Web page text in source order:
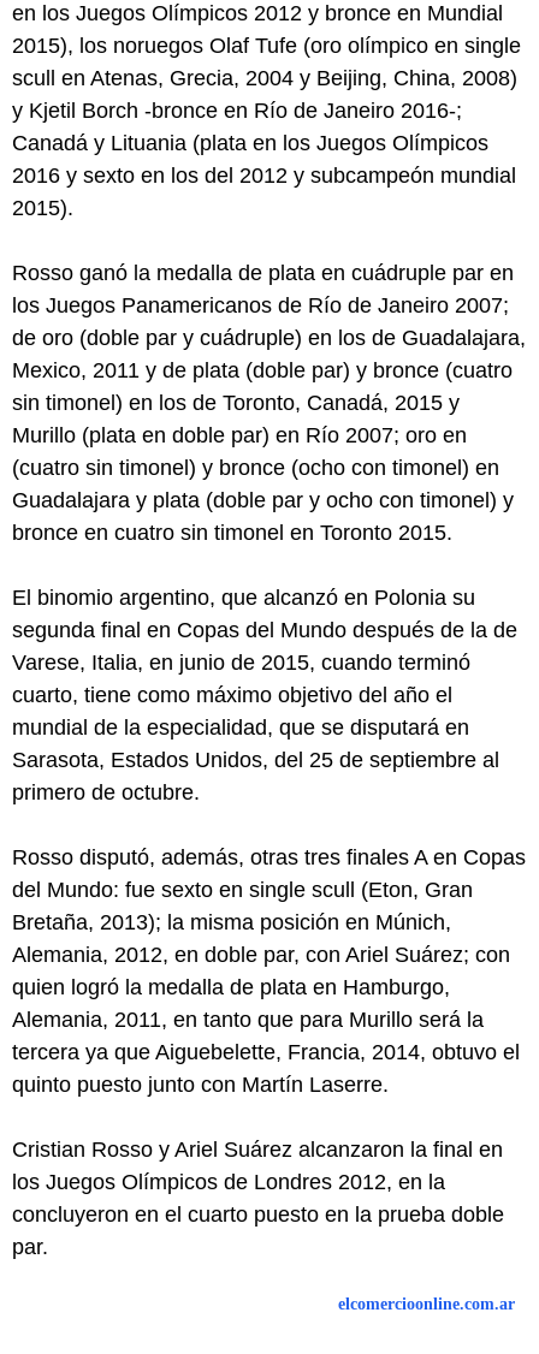
en los Juegos Olímpicos 2012 y bronce en Mundial
2015), los noruegos Olaf Tufe (oro olímpico en single
scull en Atenas, Grecia, 2004 y Beijing, China, 2008)
y Kjetil Borch -bronce en Río de Janeiro 2016-;
Canadá y Lituania (plata en los Juegos Olímpicos
2016 y sexto en los del 2012 y subcampeón mundial
2015).
Rosso ganó la medalla de plata en cuádruple par en
los Juegos Panamericanos de Río de Janeiro 2007;
de oro (doble par y cuádruple) en los de Guadalajara,
Mexico, 2011 y de plata (doble par) y bronce (cuatro
sin timonel) en los de Toronto, Canadá, 2015 y
Murillo (plata en doble par) en Río 2007; oro en
(cuatro sin timonel) y bronce (ocho con timonel) en
Guadalajara y plata (doble par y ocho con timonel) y
bronce en cuatro sin timonel en Toronto 2015.
El binomio argentino, que alcanzó en Polonia su
segunda final en Copas del Mundo después de la de
Varese, Italia, en junio de 2015, cuando terminó
cuarto, tiene como máximo objetivo del año el
mundial de la especialidad, que se disputará en
Sarasota, Estados Unidos, del 25 de septiembre al
primero de octubre.
Rosso disputó, además, otras tres finales A en Copas
del Mundo: fue sexto en single scull (Eton, Gran
Bretaña, 2013); la misma posición en Múnich,
Alemania, 2012, en doble par, con Ariel Suárez; con
quien logró la medalla de plata en Hamburgo,
Alemania, 2011, en tanto que para Murillo será la
tercera ya que Aiguebelette, Francia, 2014, obtuvo el
quinto puesto junto con Martín Laserre.
Cristian Rosso y Ariel Suárez alcanzaron la final en
los Juegos Olímpicos de Londres 2012, en la
concluyeron en el cuarto puesto en la prueba doble
par.
elcomercioonline.com.ar